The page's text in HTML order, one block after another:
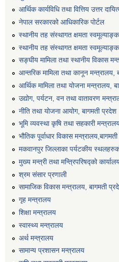
आर्थिक कार्यविधि तथा वित्तिय उत्तर
नेपाल सरकारको आधिकारिक पोर्टल
स्थानीय तह संस्थागत क्षमता
स्थानीय तह संस्थागत क्षमता
सङ्घीय मामिला तथा स्थानीय विकास
आन्तरिक मामिला तथा कानून मन्त्रालय,
आर्थिक मामिला तथा योजना मन्त्रालय,
उद्योग, पर्यटन, वन तथा वातावरण
नीति तथा योजना आयोग, बागमती प्रदेश
भूमि व्यवस्था कृषि तथा सहकारी
भौतिक पूर्वाधार विकास
मकवानपुर जिल्लाका पर्यटकीय
मुख्य मन्त्री तथा मन्त्रिपरिषद्को
श्रम संसार प्रणाली
सामाजिक विकास मन्त्रालय, बागमती
गृह मन्त्रालय
शिक्षा मन्त्रालय
स्वास्थ्य मन्त्रालय
अर्थ मन्त्रालय
सामान्य प्रशासन मन्त्रालय